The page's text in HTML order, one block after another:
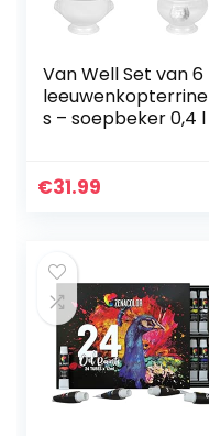
Van Well Set van 6
leeuwenkopterrine
s – soepbeker 0,4 l
€31.99